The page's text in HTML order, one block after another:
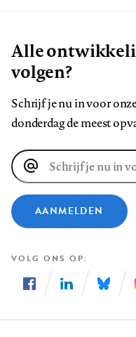
Alle
volgen?
Schrijf je nu in voor
donderdag de meest
E-
mailadres
AANMELDEN
VOLG ONS OP
ons
ons
ons